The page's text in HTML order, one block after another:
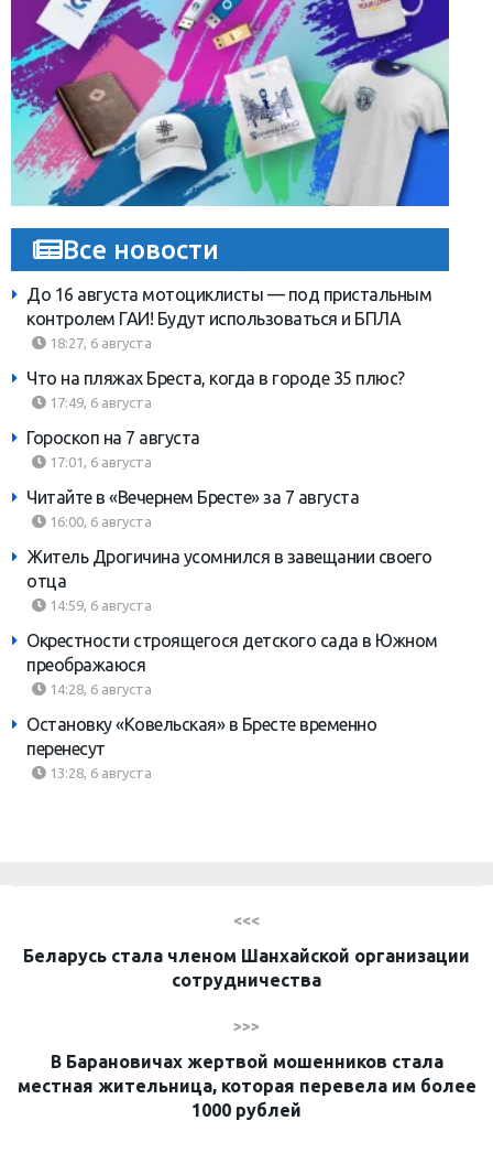
Все новости
До 16 августа мотоциклисты — под пристальным
контролем ГАИ! Будут использоваться и БПЛА
18:27, 6 августа
Что на пляжах Бреста, когда в городе 35 плюс?
17:49, 6 августа
Гороскоп на 7 августа
17:01, 6 августа
Читайте в «Вечернем Бресте» за 7 августа
16:00, 6 августа
Житель Дрогичина усомнился в завещании своего
отца
14:59, 6 августа
Окрестности строящегося детского сада в Южном
преображаюся
14:28, 6 августа
Остановку «Ковельская» в Бресте временно
перенесут
13:28, 6 августа
<<<
Беларусь стала членом Шанхайской организации
сотрудничества
>>>
В Барановичах жертвой мошенников стала
местная жительница, которая перевела им более
1000 рублей